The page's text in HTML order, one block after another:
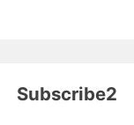
Subscribe2